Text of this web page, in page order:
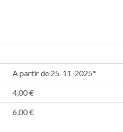
A partir de 25-11-2025*
4,00 €
6,00 €